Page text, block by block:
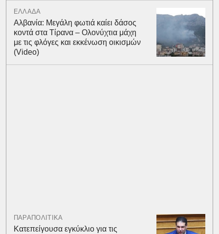
ΕΛΛΑΔΑ
Αλβανία: Μεγάλη φωτιά καίει δάσος
κοντά στα Τίρανα – Ολονύχτια μάχη
με τις φλόγες και εκκένωση οικισμών
(Video)
ΠΑΡΑΠΟΛΙΤΙΚΑ
Κατεπείγουσα εγκύκλιο για τις